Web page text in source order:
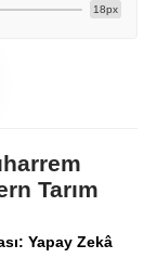
18px
Tarım
Yapay Zekâ